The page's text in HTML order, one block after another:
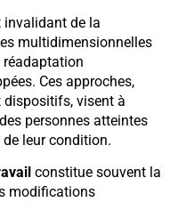
invalidant de la
multidimensionnelles
réadaptation
Ces approches,
visent à
personnes atteintes
leur condition.
constitue souvent la
modifications